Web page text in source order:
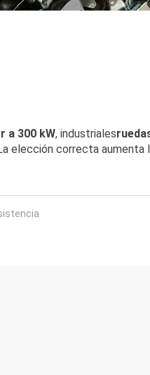
a 300 kW, industriales
elección correcta aumenta